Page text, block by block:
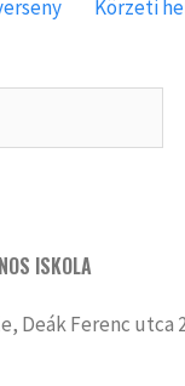
Körzeti
ISKOLA
Deák Ferenc utca